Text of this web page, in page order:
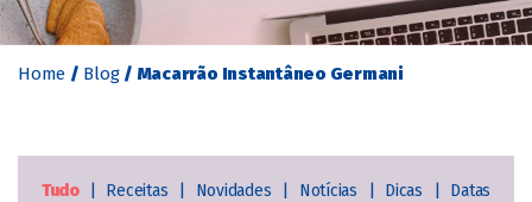
Home / Blog / Macarrão Instantâneo Germani
Tudo Receitas Novidades Notícias Dicas
Datas